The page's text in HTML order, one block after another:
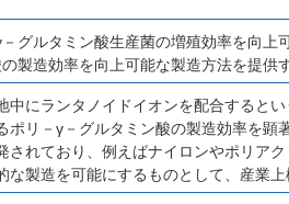
グルタミン酸生産菌の増殖効率を向
製造効率を向上可能な製造方法を提供す
中にランタノイドイオンを配合すると
ポリ－γ－グルタミン酸の製造効率を
されており、例えばナイロンやポリア
な製造を可能にするものとして、産業上